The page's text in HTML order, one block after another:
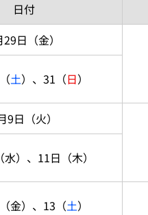
日付
日（金）
土）、31（日）
9日（火）
）、11日（木）
金）、13（土）